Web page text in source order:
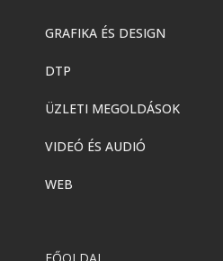
GRAFIKA ÉS DESIGN
DTP
ÜZLETI MEGOLDÁSOK
VIDEÓ ÉS AUDIÓ
WEB